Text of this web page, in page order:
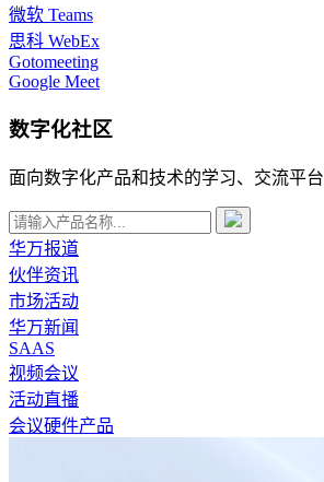
微软 Teams
思科 WebEx
Gotomeeting
Google Meet
数字化社区
面向数字化产品和技术的学习、交流平台
华万报道
伙伴资讯
市场活动
华万新闻
SAAS
视频会议
活动直播
会议硬件产品